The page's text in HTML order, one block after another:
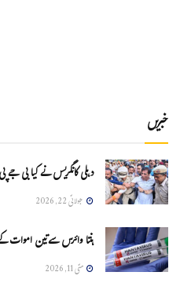
خبریں
دہلی کانگریس نے کیا بی جے پی
جولائی 22, 2026
ہنتا وائرس سےتین اموات
مئی 11, 2026